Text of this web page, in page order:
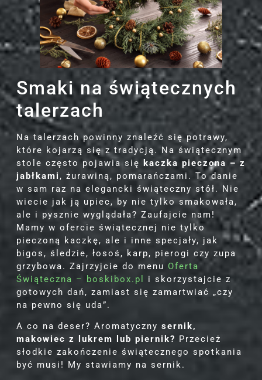
Smaki na świątecznych
talerzach
Na talerzach powinny znaleźć się potrawy,
które kojarzą się z tradycją. Na świątecznym
stole często pojawia się
kaczka pieczona – z
jabłkami , żurawiną, pomarańczami. To danie
w sam raz na elegancki świąteczny stół. Nie
wiecie jak ją upiec, by nie tylko smakowała,
ale i pysznie wyglądała? Zaufajcie nam!
Mamy w ofercie świątecznej nie tylko
pieczoną kaczkę, ale i inne specjały, jak
bigos, śledzie, łosoś, karp, pierogi czy zupa
grzybowa. Zajrzyjcie do menu Oferta
Świąteczna – boskibox.pl
i skorzystajcie z
gotowych dań, zamiast się zamartwiać „czy
na pewno się uda”.
A co na deser? Aromatyczny sernik,
makowiec z lukrem lub piernik? Przecież
słodkie zakończenie świątecznego spotkania
być musi! My stawiamy na sernik.